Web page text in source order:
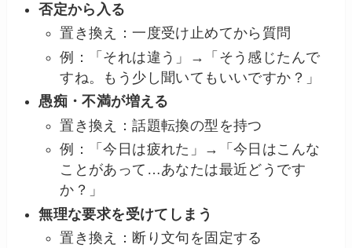
否定から入る
置き換え：一度受け止めてから質問
例：「それは違う」→「そう感じたんで
すね。もう少し聞いてもいいですか？」
愚痴・不満が増える
置き換え：話題転換の型を持つ
例：「今日は疲れた」→「今日はこんな
ことがあって…あなたは最近どうです
か？」
無理な要求を受けてしまう
置き換え：断り文句を固定する